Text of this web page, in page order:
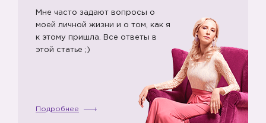
Мне часто задают вопросы о
моей личной жизни и о том, как я
к этому пришла. Все ответы в
этой статье ;)
Подробнее